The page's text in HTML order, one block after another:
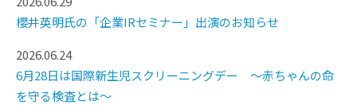
櫻井英明氏の「企業IRセミナー」出演のお知らせ
2026.06.24
6月28日は国際新生児スクリーニングデー ～赤ちゃんの命
を守る検査とは～